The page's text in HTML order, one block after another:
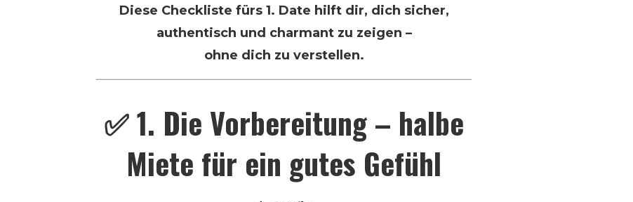
Diese Checkliste fürs 1. Date hilft dir, dich sicher,
authentisch und charmant zu zeigen –
ohne dich zu verstellen.
✅ 1. Die Vorbereitung – halbe
Miete für ein gutes Gefühl